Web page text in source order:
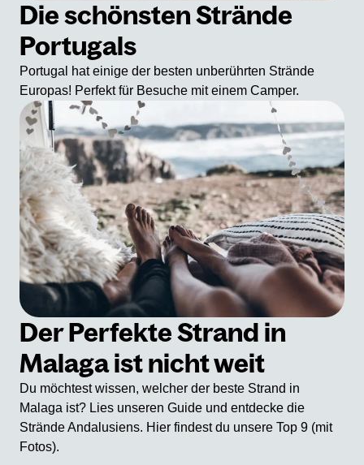
Die schönsten Strände
Portugals
Portugal hat einige der besten unberührten Strände
Europas! Perfekt für Besuche mit einem Camper.
Der Perfekte Strand in
Malaga ist nicht weit
Du möchtest wissen, welcher der beste Strand in
Malaga ist? Lies unseren Guide und entdecke die
Strände Andalusiens. Hier findest du unsere Top 9 (mit
Fotos).